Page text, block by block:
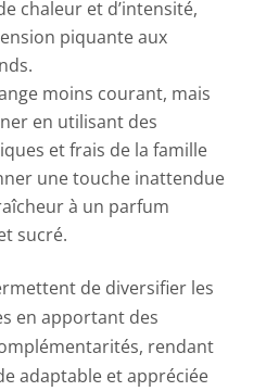
chaleur et d’intensité,
piquante aux
moins courant, mais
en utilisant des
et frais de la famille
une touche inattendue
à un parfum
sucré.
de diversifier les
en apportant des
rendant
adaptable et appréciée